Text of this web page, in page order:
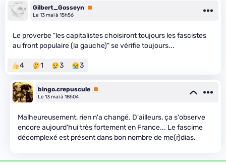
Gilbert_Gosseyn
Premium
Le 13 mai à 15h56
Le proverbe "les capitalistes choisiront toujours les fascistes
au front populaire (la gauche)" se vérifie toujours...
4 1 3 3
bingo.crepuscule Premium
Le 13 mai à 18h04
Malheureusement, rien n'a changé. D'ailleurs, ça s'observe
encore aujourd'hui très fortement en France... Le fascime
décomplexé est présent dans bon nombre de me(r)dias.